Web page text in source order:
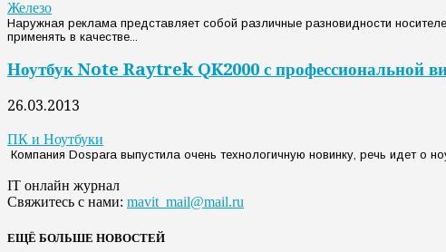
Железо
Наружная реклама представляет собой различные разновидности
применять в качестве...
Ноутбук Note Raytrek QK2000 с профессиональной
26.03.2013
ПК и Ноутбуки
Компания Dospara выпустила очень технологичную новинку, речь идет о
IT онлайн журнал
Свяжитесь с нами: mavit_mail@mail.ru
ЕЩЁ БОЛЬШЕ НОВОСТЕЙ